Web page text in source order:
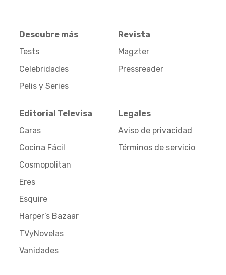
Descubre más
Tests
Celebridades
Pelis y Series
Revista
Magzter
Pressreader
Editorial Televisa
Caras
Cocina Fácil
Cosmopolitan
Eres
Esquire
Harper’s Bazaar
TVyNovelas
Vanidades
Legales
Aviso de privacidad
Términos de servicio